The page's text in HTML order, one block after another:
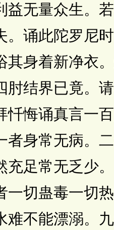
益无量众生。
。诵此陀罗尼
其身着新净衣
肘结界已竟。
忏悔诵真言一
者身常无病。
充足常无乏少
一切蛊毒一切
难不能漂溺。